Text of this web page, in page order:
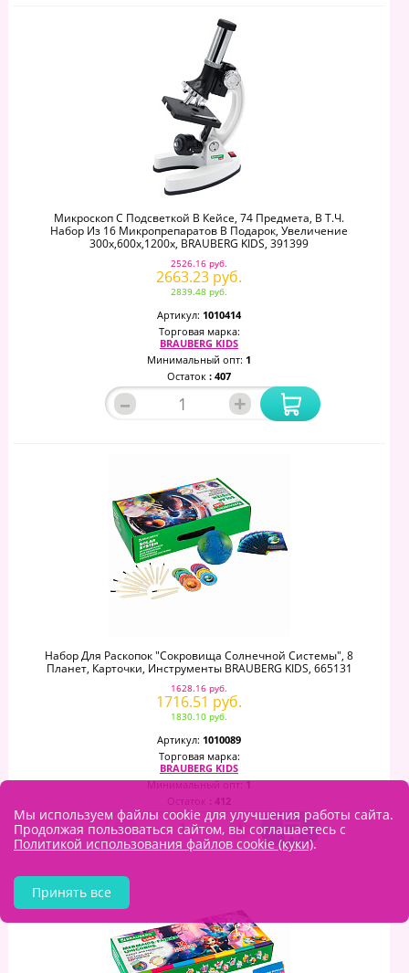
Микроскоп С Подсветкой В Кейсе, 74 Предмета, В Т.ч.
Набор Из 16 Микропрепаратов В Подарок, Увеличение
300х,600х,1200х, BRAUBERG KIDS, 391399
2526.16 руб.
2663.23 руб.
2839.48 руб.
Артикул: 1010414
Торговая марка:
BRAUBERG KIDS
Минимальный опт: 1
Остаток : 407
– +
Набор Для Раскопок "Сокровища Солнечной Системы", 8
Планет, Карточки, Инструменты BRAUBERG KIDS, 665131
1628.16 руб.
1716.51 руб.
1830.10 руб.
Артикул: 1010089
Торговая марка:
BRAUBERG KIDS
Минимальный опт:1
Остаток
: 412
– +
Мы используем файлы cookie для улучшения работы сайта.
Продолжая пользоваться сайтом, вы соглашаетесь с
Политикой использования файлов cookie (куки).
Принять все